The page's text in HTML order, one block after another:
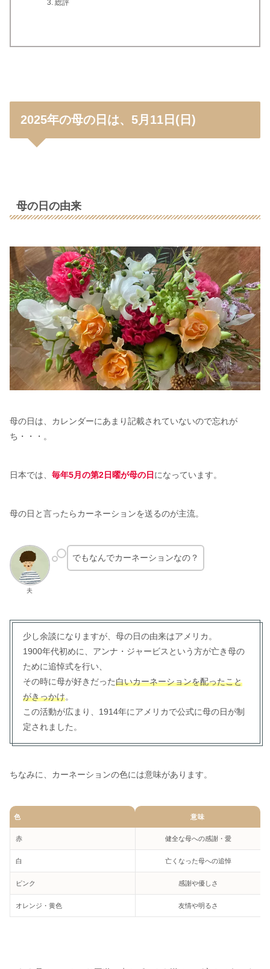
総評
2025年の母の日は、5月11日(日)
母の日の由来
母の日は、カレンダーにあまり記載されていないので忘れが
ち・・・。
日本では、 毎年5月の第2日曜が母の日 になっています。
母の日と言ったらカーネーションを送るのが主流。
夫
でもなんでカーネーションなの？
少し余談になりますが、母の日の由来はアメリカ。
1900年代初めに、アンナ・ジャービスという方が亡き母の
ために追悼式を行い、
その時に母が好きだった白いカーネーションを配ったこと
がきっかけ。
この活動が広まり、1914年にアメリカで公式に母の日が制
定されました。
ちなみに、カーネーションの色には意味があります。
色 意味
赤 健全な母への感謝・愛
白 亡くなった母への追悼
ピンク 感謝や優しさ
オレンジ・黄色 友情や明るさ